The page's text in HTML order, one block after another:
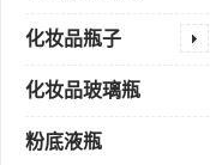
化妆品瓶子
化妆品玻璃瓶
粉底液瓶